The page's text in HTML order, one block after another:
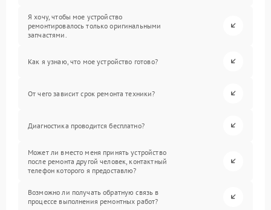
Я хочу, чтобы мое устройство
ремонтировалось только оригинальными
запчастями.
Как я узнаю, что мое устройство готово?
От чего зависит срок ремонта техники?
Диагностика проводится бесплатно?
Может ли вместо меня принять устройство
после ремонта другой человек, контактный
телефон которого я предоставлю?
Возможно ли получать обратную связь в
процессе выполнения ремонтных работ?